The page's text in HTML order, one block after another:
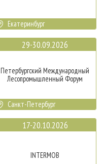
Екатеринбург
29-30.09.2026
Петербургский Международный
Лесопромышленный Форум
Санкт-Петербург
17-20.10.2026
INTERMOB